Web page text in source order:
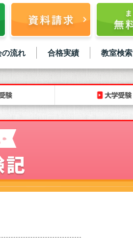
流れ 合格実績 教室検索